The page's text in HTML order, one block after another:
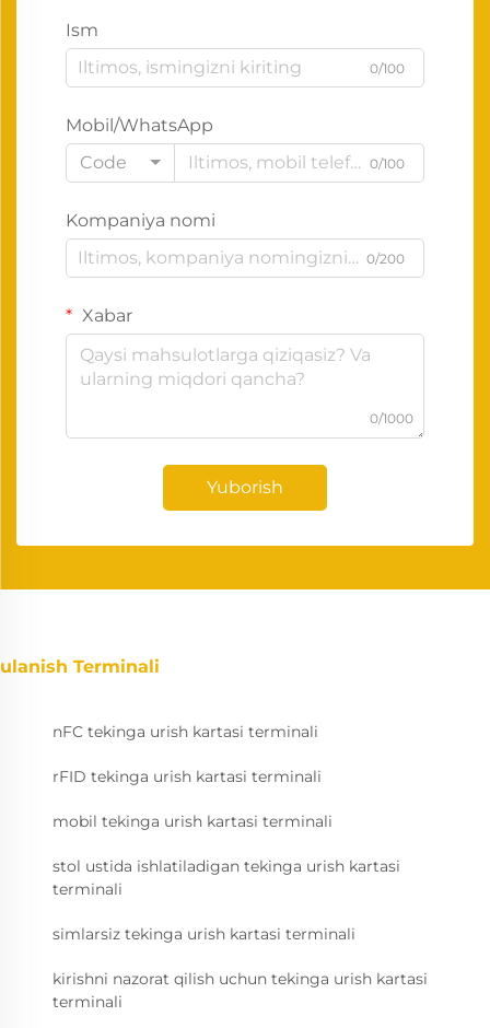
Ism
0/100
Mobil/WhatsApp
Code
0/100
Kompaniya nomi
0/200
Xabar
0/1000
Yuborish
ulanish Terminali
nFC tekinga urish kartasi terminali
rFID tekinga urish kartasi terminali
mobil tekinga urish kartasi terminali
stol ustida ishlatiladigan tekinga urish kartasi
terminali
simlarsiz tekinga urish kartasi terminali
kirishni nazorat qilish uchun tekinga urish kartasi
terminali